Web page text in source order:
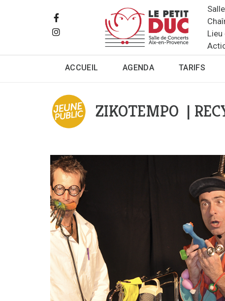
ACCUEIL AGENDA TARIFS
ZIKOTEMPO |